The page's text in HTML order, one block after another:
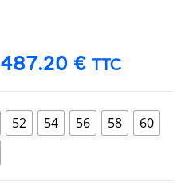
487.20 € TTC
52 54 56 58
60